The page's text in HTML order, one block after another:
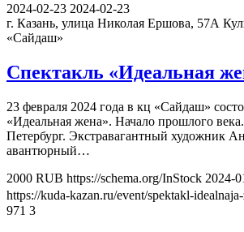
2024-02-23 2024-02-23
г. Казань, улица Николая Ершова, 57А
«Сайдаш»
Спектакль «Идеальная
23 февраля 2024 года в кц «Сайдаш»
«Идеальная жена». Начало прошлого века.
Петербург. Экстравагантный художник
авантюрный…
2000 RUB https://schema.org/InStock 2024-
https://kuda-kazan.ru/event/spektakl-
971 3